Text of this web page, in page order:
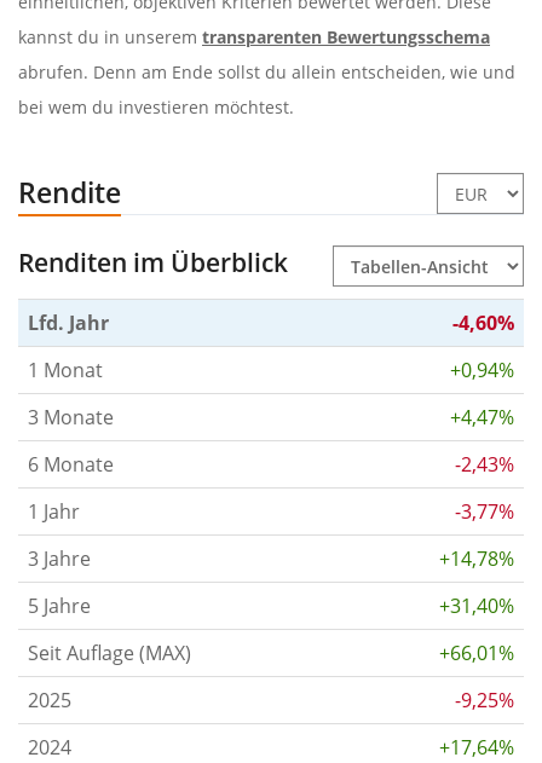
kannst du in unserem transparenten Bewertungsschema
abrufen. Denn am Ende sollst du allein entscheiden, wie und
bei wem du investieren möchtest.
Rendite
Renditen im Überblick
Lfd. Jahr
-4,60%
1 Monat
+0,94%
3 Monate
+4,47%
6 Monate
-2,43%
1 Jahr
-3,77%
3 Jahre
+14,78%
5 Jahre
+31,40%
Seit Auflage (MAX)
+66,01%
2025
-9,25%
2024
+17,64%